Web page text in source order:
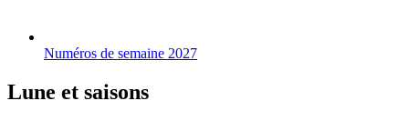
Numéros de semaine 2027
Lune et saisons